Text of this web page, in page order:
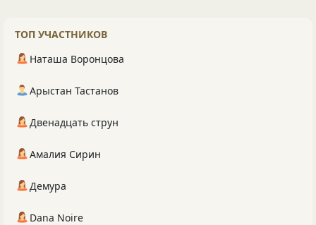
ТОП УЧАСТНИКОВ
Наташа Воронцова
Арыстан Тастанов
Двенадцать струн
Амалия Сирин
Демура
Dana Noire